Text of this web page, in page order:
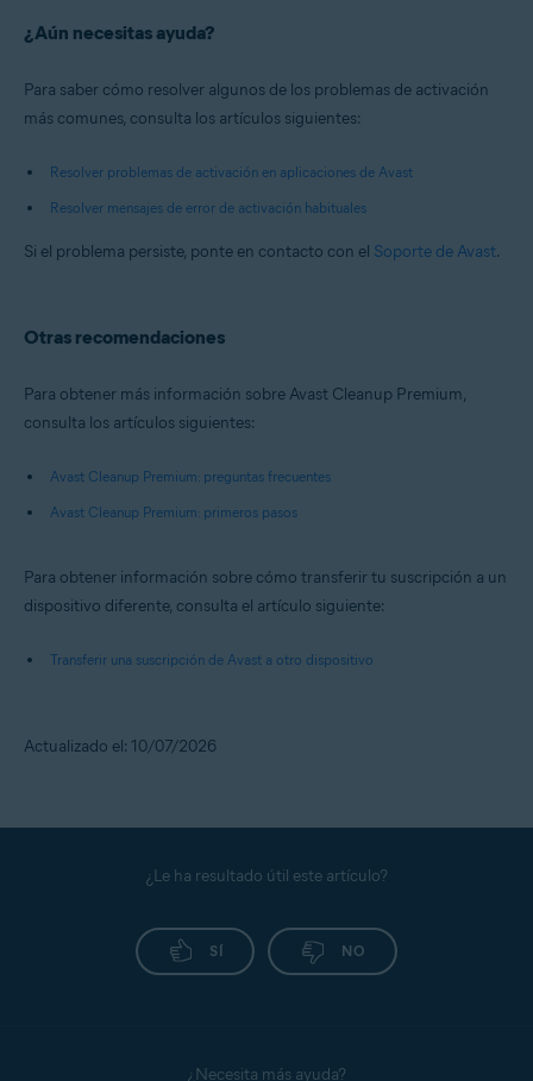
¿Aún necesitas ayuda?
Para saber cómo resolver algunos de los problemas de activación
más comunes, consulta los artículos siguientes:
Resolver problemas de activación en aplicaciones de Avast
Resolver mensajes de error de activación habituales
Si el problema persiste, ponte en contacto con el Soporte de Avast.
Otras recomendaciones
Para obtener más información sobre Avast Cleanup Premium,
consulta los artículos siguientes:
Avast Cleanup Premium: preguntas frecuentes
Avast Cleanup Premium: primeros pasos
Para obtener información sobre cómo transferir tu suscripción a un
dispositivo diferente, consulta el artículo siguiente:
Transferir una suscripción de Avast a otro dispositivo
Actualizado el: 10/07/2026
¿Le ha resultado útil este artículo?
SÍ NO
¿Necesita más ayuda?